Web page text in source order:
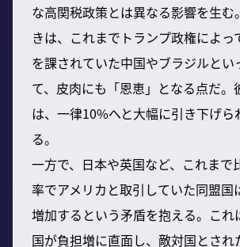
な高関税政策とは異なる影響を生む
きは、これまでトランプ政権によっ
を課されていた中国やブラジルとい
て、皮肉にも「恩恵」となる点だ。
は、一律10%へと大幅に引き下げら
る。
一方で、日本や英国など、これまで
率でアメリカと取引していた同盟国
増加するという矛盾を抱える。これ
国が負担増に直面し、敵対国とされ